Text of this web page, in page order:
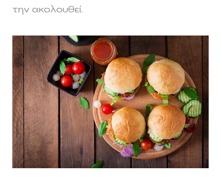
την ακολουθεί.